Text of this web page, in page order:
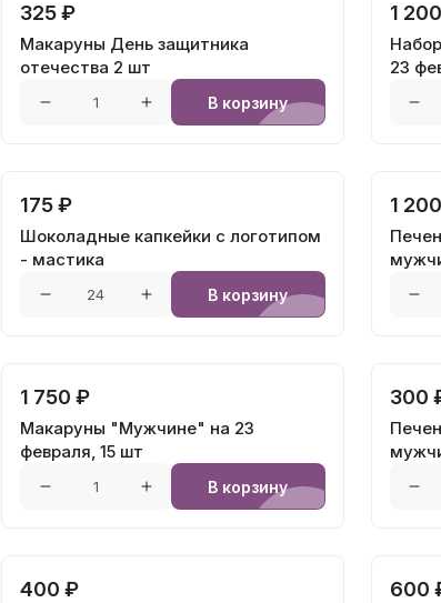
325 ₽
Макаруны День защитника
отечества 2 шт
В корзину
1
23
175 ₽
Шоколадные капкейки с логотипом
- мастика
В корзину
1
1 750 ₽
Макаруны "Мужчине" на 23
февраля, 15 шт
В корзину
300
400 ₽ 600